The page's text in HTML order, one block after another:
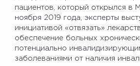
пациентов, который открылся в
ноября 2019 года, эксперты
инициативой «отвязать»
обеспечение больных
потенциально
заболеваниями от наличия